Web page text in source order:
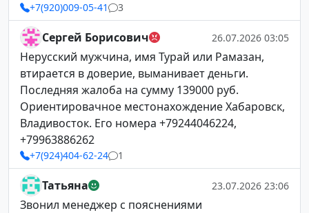
+7(920)009-05-41 3
Сергей Борисович 26.07.2026 03:05
Нерусский мужчина, имя Турай или Рамазан,
втирается в доверие, выманивает деньги.
Последняя жалоба на сумму 139000 руб.
Ориентировачное местонахождение Хабаровск,
Владивосток. Его номера +79244046224,
+79963886262
+7(924)404-62-24 1
Татьяна 23.07.2026 23:06
Звонил менеджер с пояснениями